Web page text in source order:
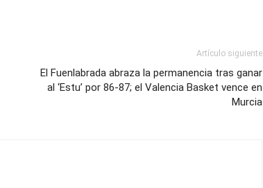
Artículo siguiente
El Fuenlabrada abraza la permanencia tras ganar
al ‘Estu’ por 86-87; el Valencia Basket vence en
Murcia